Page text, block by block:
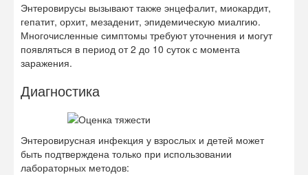
Энтеровирусы вызывают также энцефалит, миокардит,
гепатит, орхит, мезаденит, эпидемическую миалгию.
Многочисленные симптомы требуют уточнения и могут
появляться в период от 2 до 10 суток с момента
заражения.
Диагностика
Энтеровирусная инфекция у взрослых и детей может
быть подтверждена только при использовании
лабораторных методов: